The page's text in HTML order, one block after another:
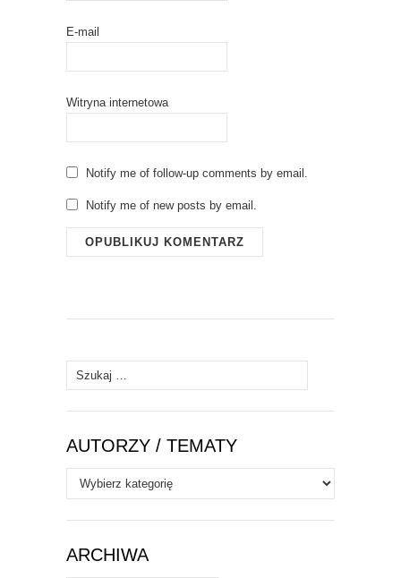
E-mail
Witryna internetowa
Notify me of follow-up comments by email.
Notify me of new posts by email.
Szukaj:
AUTORZY / TEMATY
Autorzy
/
Tematy
ARCHIWA